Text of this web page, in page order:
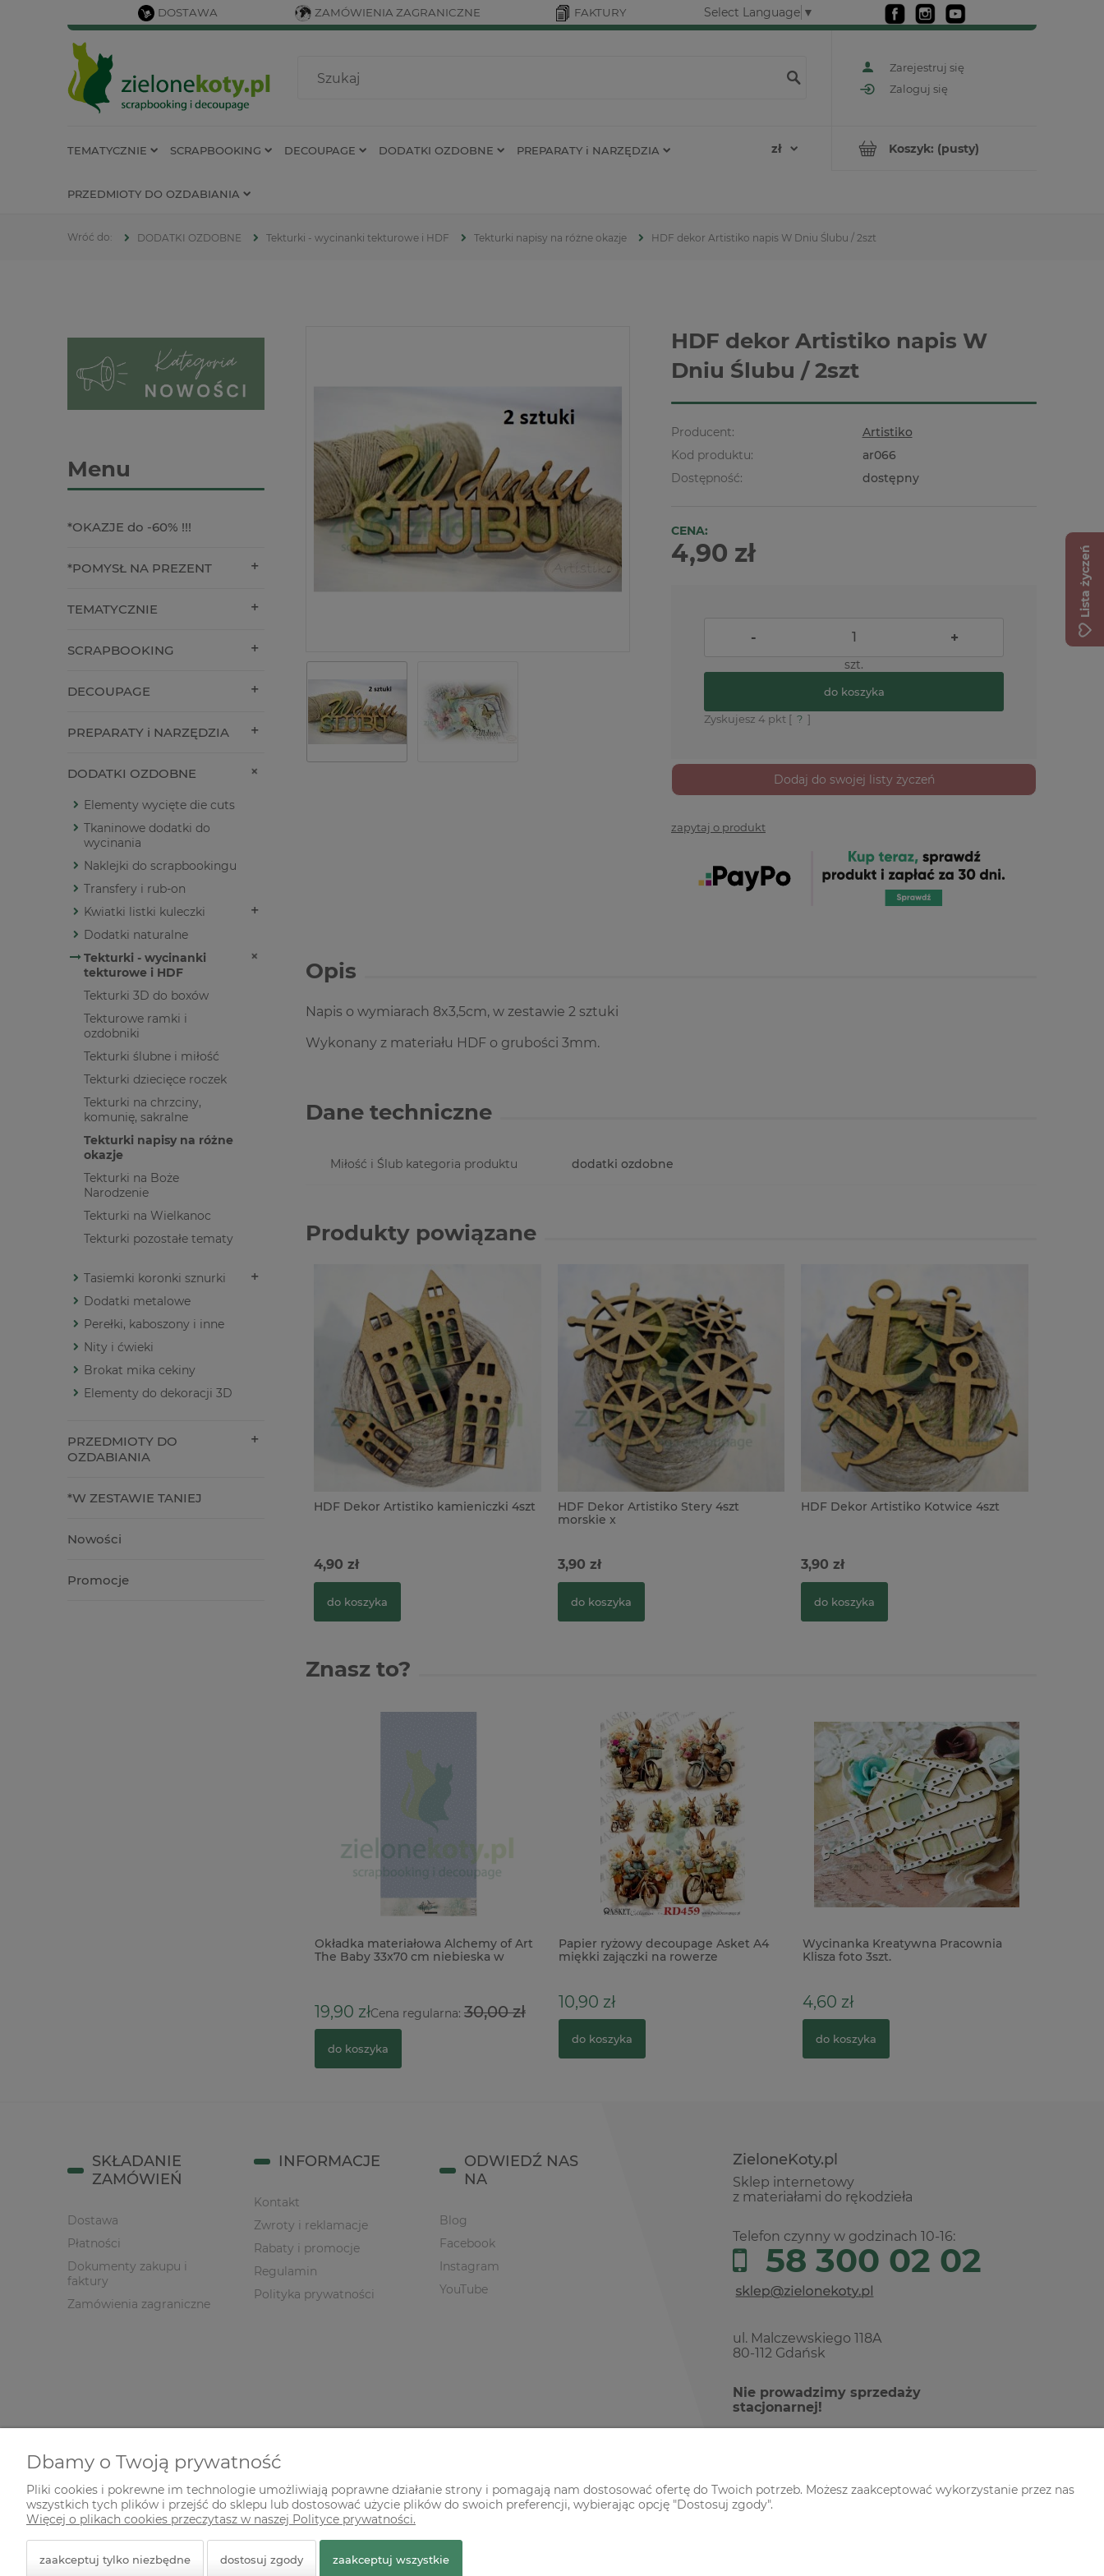
DOSTAWA ZAMÓWIENIA ZAGRANICZNE FAKTURY Select Language ▼
Zarejestruj się
Zaloguj się
Koszyk: (pusty)
TEMATYCZNIE SCRAPBOOKING DECOUPAGE DODATKI OZDOBNE PREPARATY i NARZĘDZIA
PRZEDMIOTY DO OZDABIANIA
DODATKI OZDOBNE Tekturki - wycinanki tekturowe i HDF Tekturki napisy na różne okazje HDF dekor Artistiko napis W Dniu Ślubu / 2szt
Menu
*OKAZJE do -60% !!!
*POMYSŁ NA PREZENT
TEMATYCZNIE
SCRAPBOOKING
DECOUPAGE
PREPARATY i NARZĘDZIA
DODATKI OZDOBNE
Elementy wycięte die cuts
Tkaninowe dodatki do
wycinania
Naklejki do scrapbookingu
Transfery i rub-on
Kwiatki listki kuleczki
Dodatki naturalne
Tekturki - wycinanki
tekturowe i HDF
Tekturki 3D do boxów
Tekturowe ramki i
ozdobniki
Tekturki ślubne i miłość
Tekturki dziecięce roczek
Tekturki na chrzciny,
komunię, sakralne
Tekturki napisy na różne
okazje
Tekturki na Boże
Narodzenie
Tekturki na Wielkanoc
Tekturki pozostałe tematy
Tasiemki koronki sznurki
Dodatki metalowe
Perełki, kaboszony i inne
Nity i ćwieki
Brokat mika cekiny
Elementy do dekoracji 3D
PRZEDMIOTY DO
OZDABIANIA
*W ZESTAWIE TANIEJ
Nowości
Promocje
HDF dekor Artistiko napis W
Dniu Ślubu / 2szt
Producent:
Artistiko
Kod produktu:
ar066
Dostępność:
dostępny
CENA:
4,90 zł
- +
szt.
do koszyka
Zyskujesz 4 pkt [ ? ]
Dodaj do swojej listy życzeń
zapytaj o produkt
Opis
Napis o wymiarach 8x3,5cm, w zestawie 2 sztuki
Wykonany z materiału HDF o grubości 3mm.
Dane techniczne
Miłość i Ślub kategoria produktu dodatki ozdobne
Produkty powiązane
HDF Dekor Artistiko kamieniczki 4szt
4,90 zł
do koszyka
HDF Dekor Artistiko Stery 4szt
morskie x
3,90 zł
do koszyka
HDF Dekor Artistiko Kotwice 4szt
3,90 zł
do koszyka
Znasz to?
Okładka materiałowa Alchemy of Art
The Baby 33x70 cm niebieska w
19,90 złCena regularna: 30,00 zł
do koszyka
Papier ryżowy decoupage Asket A4
miękki zajączki na rowerze
10,90 zł
do koszyka
Wycinanka Kreatywna Pracownia
Klisza foto 3szt.
4,60 zł
do koszyka
ZieloneKoty.pl
Sklep internetowy
z materiałami do rękodzieła
Telefon czynny w godzinach 10-16:
58 300 02 02
ul. Malczewskiego 118A
80-112 Gdańsk
Nie prowadzimy sprzedaży
stacjonarnej!
SKŁADANIE
ZAMÓWIEŃ
Dostawa
Płatności
Dokumenty zakupu i
faktury
Zamówienia zagraniczne
INFORMACJE
Kontakt
Zwroty i reklamacje
Rabaty i promocje
Regulamin
Polityka prywatności
ODWIEDŹ NAS
NA
Blog
Facebook
Instagram
YouTube
© 2026 zielonekoty.pl. Wszelkie prawa zastrzeżone.
Dbamy o Twoją prywatność
Pliki cookies i pokrewne im technologie umożliwiają poprawne działanie strony i pomagają nam dostosować ofertę do Twoich potrzeb. Możesz zaakceptować wykorzystanie przez nas
wszystkich tych plików i przejść do sklepu lub dostosować użycie plików do swoich preferencji, wybierając opcję "Dostosuj zgody".
Więcej o plikach cookies przeczytasz w naszej Polityce prywatności.
zaakceptuj tylko niezbędne dostosuj zgody zaakceptuj wszystkie
Lista życzeń